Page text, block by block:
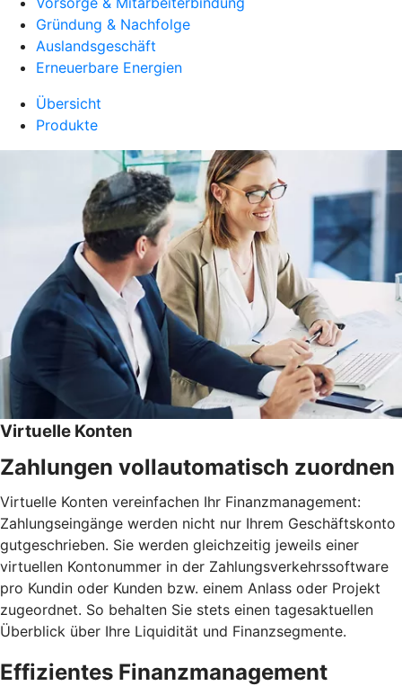
Gründung & Nachfolge
Auslandsgeschäft
Erneuerbare Energien
Übersicht
Produkte
Virtuelle Konten
Zahlungen vollautomatisch zuordnen
Virtuelle Konten vereinfachen Ihr Finanzmanagement:
Zahlungseingänge werden nicht nur Ihrem Geschäftskonto
gutgeschrieben. Sie werden gleichzeitig jeweils einer
virtuellen Kontonummer in der Zahlungsverkehrssoftware
pro Kundin oder Kunden bzw. einem Anlass oder Projekt
zugeordnet. So behalten Sie stets einen tagesaktuellen
Überblick über Ihre Liquidität und Finanzsegmente.
Effizientes Finanzmanagement